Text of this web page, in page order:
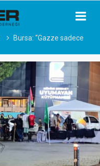
Bursa: “Gazze sadece